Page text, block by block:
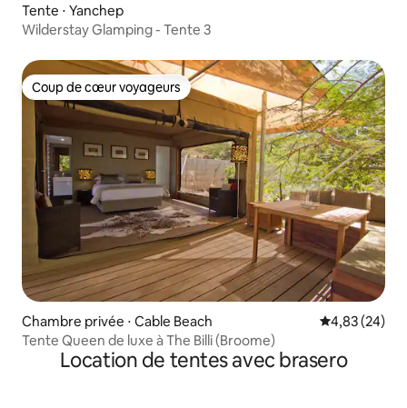
Tente ⋅ Yanchep
Wilderstay Glamping - Tente 3
Coup de cœur voyageurs
Coup de cœur voyageurs
Chambre privée ⋅ Cable Beach Évaluation
4,83 (24)
Tente Queen de luxe à The Billi (Broome)
Location de tentes avec brasero